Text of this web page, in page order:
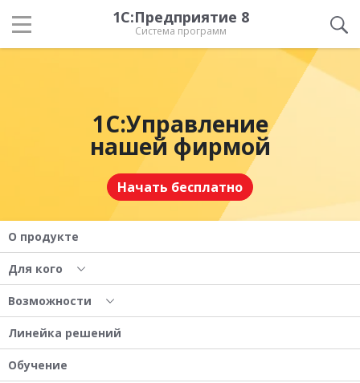
1С:Предприятие 8
Система программ
1С:Управление
нашей фирмой
Начать бесплатно
О продукте
Для кого
Возможности
Линейка решений
Обучение